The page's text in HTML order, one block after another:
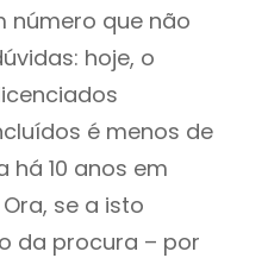
número que não
hoje, o
é menos de
há 10 anos em
se a isto
da procura – por